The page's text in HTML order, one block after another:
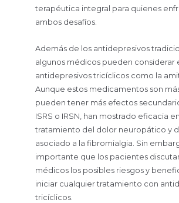
terapéutica integral para quienes
ambos desafíos.
Además de los antidepresivos
algunos médicos pueden considerar
antidepresivos tricíclicos como la
Aunque estos medicamentos son
pueden tener más efectos
ISRS o IRSN, han mostrado eficacia
tratamiento del dolor neuropático y
asociado a la fibromialgia. Sin
importante que los pacientes
médicos los posibles riesgos y
iniciar cualquier tratamiento con
tricíclicos.